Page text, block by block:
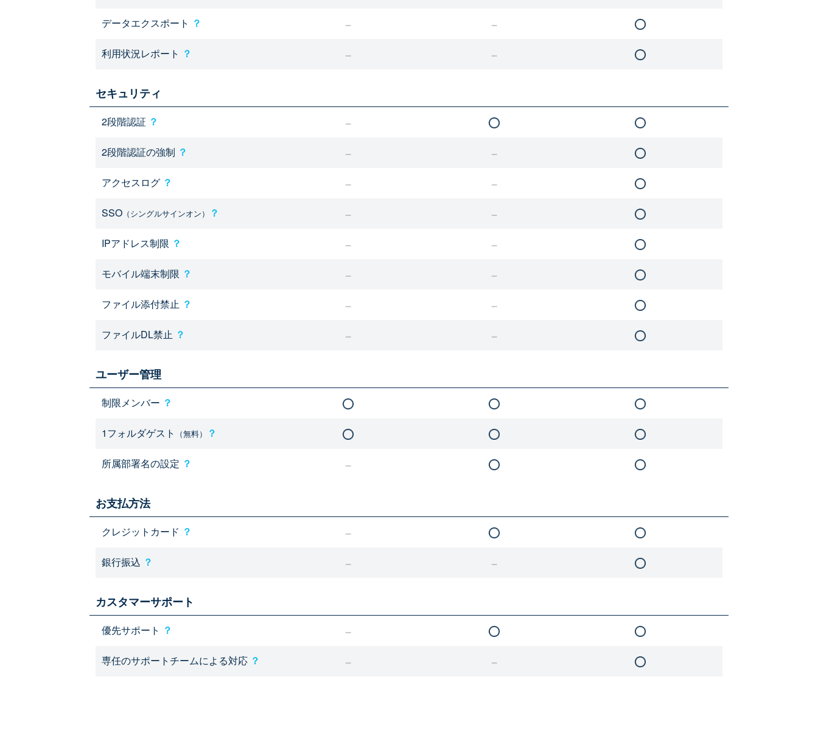
データエクスポート ？
利用状況レポート ？
セキュリティ
2段階認証 ？
2段階認証の強制 ？
アクセスログ ？
SSO （シングルサインオン） ？
IPアドレス制限 ？
モバイル端末制限 ？
ファイル添付禁止 ？
ファイルDL禁止 ？
ユーザー管理
制限メンバー ？
1フォルダゲスト （無料） ？
所属部署名の設定 ？
お支払方法
クレジットカード ？
銀行振込 ？
カスタマーサポート
優先サポート ？
専任のサポートチームによる対応 ？